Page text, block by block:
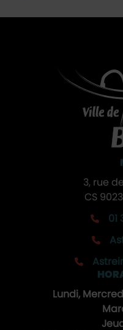
3, rue
CS
01
Lundi,